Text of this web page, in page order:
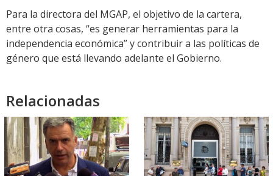
Para la directora del MGAP, el objetivo de la cartera,
entre otra cosas, “es generar herramientas para la
independencia económica” y contribuir a las políticas de
género que está llevando adelante el Gobierno.
Relacionadas